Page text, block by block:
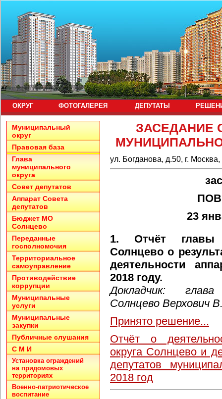
ОКРУГ ФОТОГАЛЕРЕЯ ДЕПУТАТЫ
ЗАСЕДАНИЕ
ул. Богданова, д.50, г.
23
1. Отчёт главы
Солнцево о
деятельности
2018 году.
Докладчик:
Солнцево Верхович
Принято решение...
Отчёт о
округа Солнцево и
депутатов
2018 год
Муниципальный
округ
Правовая база
Глава
муниципального
округа
Совет депутатов
Аппарат Совета
депутатов
Бюджет МО
Солнцево
Переданные
госполномочия
Территориальное
самоуправление
Противодействие
коррупции
Муниципальные
услуги
Муниципальные
закупки
Публичные слушания
С М И
Установка ограждений
на придомовых
территориях
Военно-патриотическое
воспитание